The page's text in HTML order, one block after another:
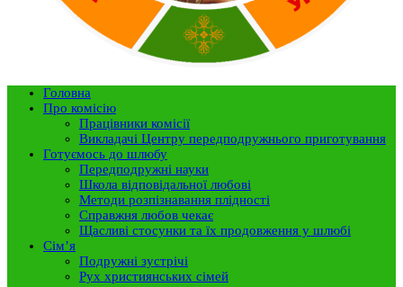
Головна
Про комісію
Працівники комісії
Викладачі Центру передподружнього приготування
Готуємось до шлюбу
Передподружні науки
Школа відповідальної любові
Методи розпізнавання плідності
Справжня любов чекає
Щасливі стосунки та їх продовження у шлюбі
Сім’я
Подружні зустрічі
Рух християнських сімей